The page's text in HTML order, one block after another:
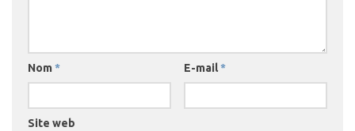
Nom * E-mail*
Site web